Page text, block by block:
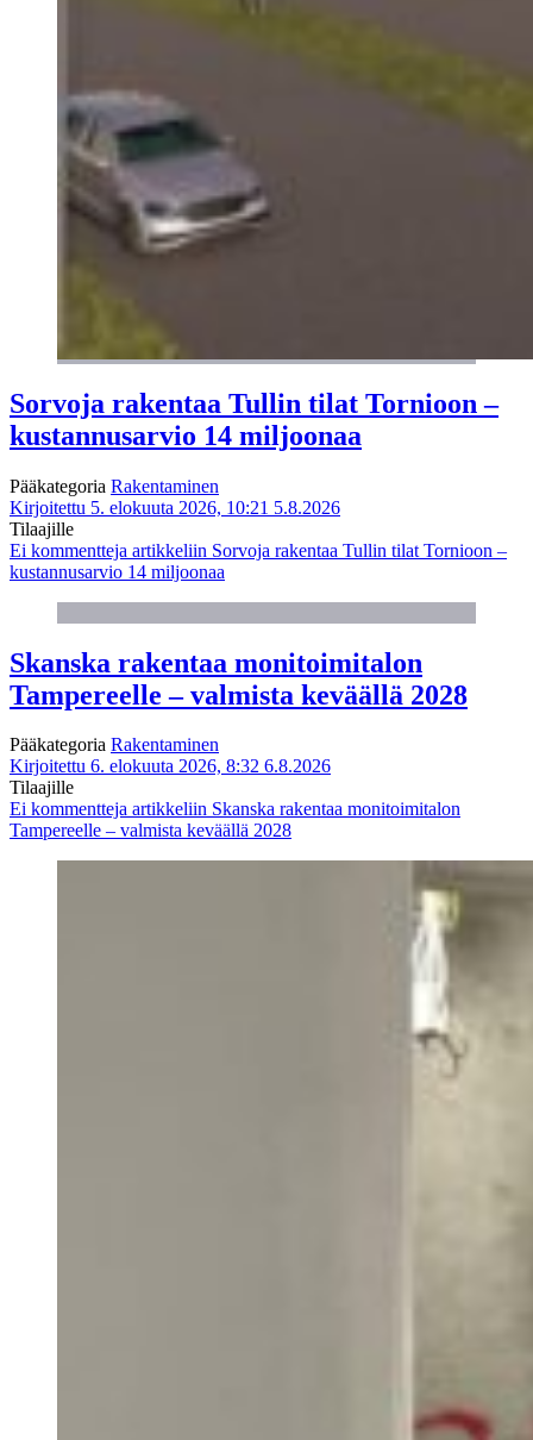
Sorvoja rakentaa Tullin tilat Tornioon –
kustannusarvio 14 miljoonaa
Pääkategoria Rakentaminen
Kirjoitettu 5. elokuuta 2026, 10:21 5.8.2026
Tilaajille
Ei kommentteja artikkeliin Sorvoja rakentaa Tullin tilat Tornioon –
kustannusarvio 14 miljoonaa
Skanska rakentaa monitoimitalon
Tampereelle – valmista keväällä 2028
Pääkategoria Rakentaminen
Kirjoitettu 6. elokuuta 2026, 8:32 6.8.2026
Tilaajille
Ei kommentteja artikkeliin Skanska rakentaa monitoimitalon
Tampereelle – valmista keväällä 2028